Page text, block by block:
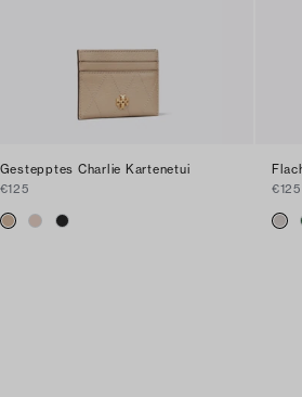
Gestepptes Charlie Kartenetui
€125
€125